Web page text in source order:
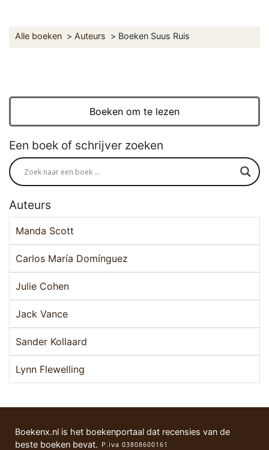
Alle boeken Auteurs Boeken Suus Ruis
Boeken om te lezen
Een boek of schrijver zoeken
Auteurs
Manda Scott
Carlos María Domínguez
Julie Cohen
Jack Vance
Sander Kollaard
Lynn Flewelling
Boekenx.nl is het boekenportaal dat recensies van de
beste boeken bevat.